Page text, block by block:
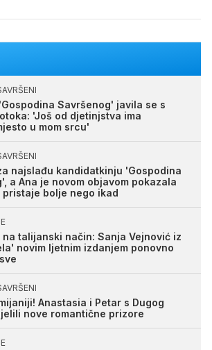
Savršenog' javila se s
'Još od djetinjstva ima
u mom srcu'
najslađu kandidatkinju 'Gospodina
a Ana je novom objavom pokazala
pristaje bolje nego ikad
na talijanski način: Sanja Vejnović iz
novim ljetnim izdanjem ponovno
Anastasia i Petar s Dugog
nove romantične prizore